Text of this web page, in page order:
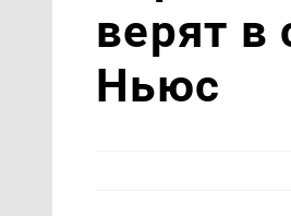
верят в
Ньюс